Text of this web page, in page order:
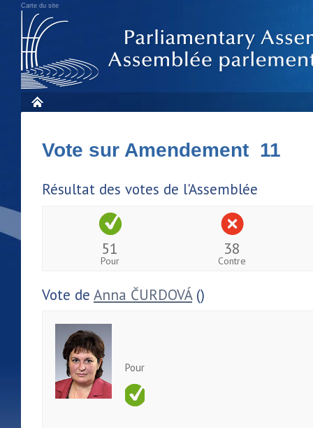
Carte du site
Vote sur Amendement 11
Résultat des votes de l'Assemblée
51
Pour
38
Contre
Vote de Anna ČURDOVÁ()
Pour